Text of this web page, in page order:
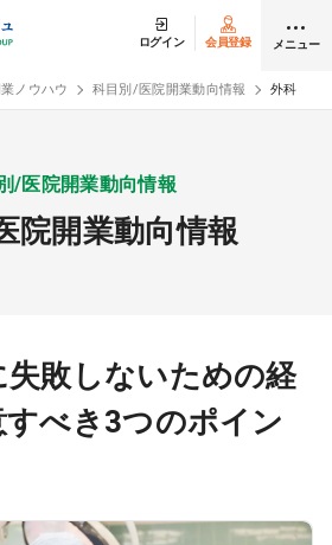
ログイン 会員登録 メニュー
ノウハウ 科目別/医院開業動向情報 外科
/医院開業動向情報
院開業動向情報
失敗しないための経
べき3つのポイン